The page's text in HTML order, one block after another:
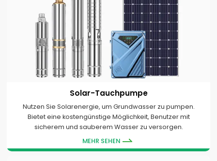
Solar-Tauchpumpe
Nutzen Sie Solarenergie, um Grundwasser zu pumpen.
Bietet eine kostengünstige Möglichkeit, Benutzer mit
sicherem und sauberem Wasser zu versorgen.
MEHR SEHEN